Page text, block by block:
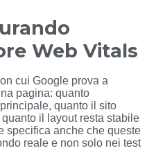
Web Vitals
cui Google prova a
pagina: quanto
quanto il sito
il layout resta stabile
specifica anche che queste
reale e non solo nei test